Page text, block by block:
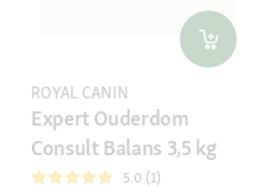
ROYAL CANIN
Expert Ouderdom
Consult Balans 3,5 kg
5.0 (1)